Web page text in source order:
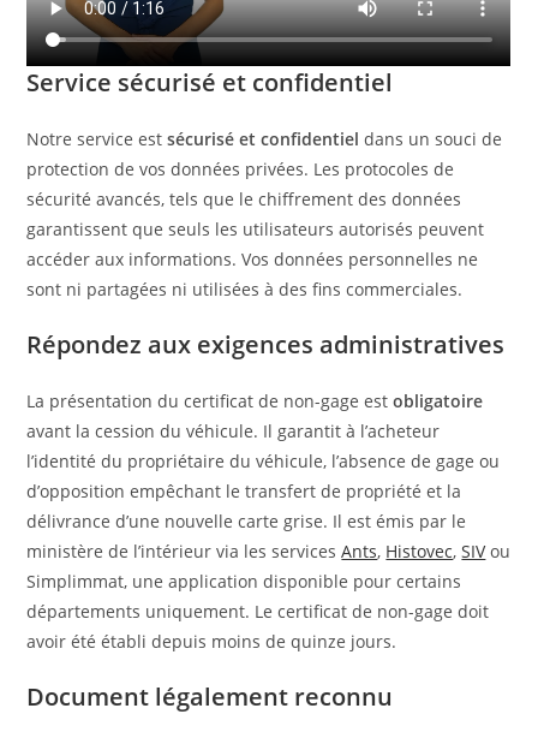
Service sécurisé et confidentiel
Notre service estsécurisé et confidentiel dans un souci de
protection de vos données privées. Les protocoles de
sécurité avancés, tels que le chiffrement des données
garantissent que seuls les utilisateurs autorisés peuvent
accéder aux informations. Vos données personnelles ne
sont ni partagées ni utilisées à des fins commerciales.
Répondez aux exigences administratives
La présentation du certificat de non-gage estobligatoire
avant la cession du véhicule. Il garantit à l’acheteur
l’identité du propriétaire du véhicule, l’absence de gage ou
d’opposition empêchant le transfert de propriété et la
délivrance d’une nouvelle carte grise. Il est émis par le
ministère de l’intérieur via les servicesAnts, Histovec,SIVou
Simplimmat, une application disponible pour certains
départements uniquement. Le certificat de non-gage doit
avoir été établi depuis moins de quinze jours.
Document légalement reconnu